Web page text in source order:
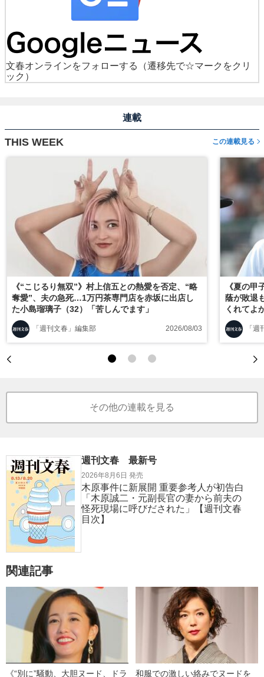
文春オンラインをフォローする
（遷移先で☆マークをクリ
ック）
連載
THIS WEEK この連載見る
《“こじるり無双”》村上信五との熱愛を否定、“略
奪愛”、夫の急死…1万円茶専門店を赤坂に出店し
た小島瑠璃子（32）「苦しんでます」
「週刊文春」編集部 2026/08/03
《夏の甲
蔭が敗退
くれてよ
「
その他の連載を見る
週刊文春 最新号
2026年8月6日 発売
木原事件に新展開 重要参考人が初告白
「木原誠二・元副長官の妻から前夫の
怪死現場に呼びだされた」【週刊文春
目次】
関連記事
《“別に”騒動、大胆ヌード、ドラ
和服での激しい絡みでヌードを